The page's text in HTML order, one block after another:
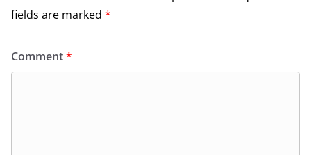
fields are marked *
Comment*